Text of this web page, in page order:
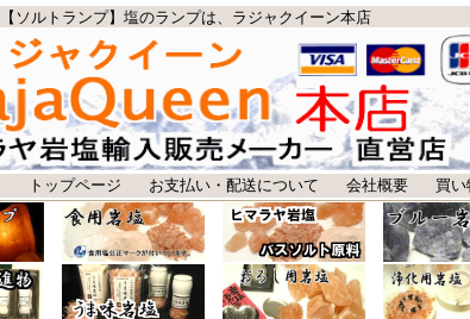
ソルトランプ】塩のランプは、ラジャクイーン本店
トップページ お支払い・配送について 会社概要 買